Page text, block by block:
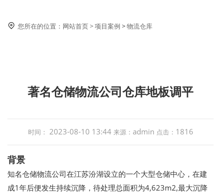
 您所在的位置： 网站首页>项目案例 >物流仓库
著名仓储物流公司仓库地板调平
时间： 2023-08-10 13:44 来源： admin 点击： 1816
背景
知名仓储物流公司在江苏汾湖设立的一个大型仓储中心，在建
成1年后便发生持续沉降，待处理总面积为4,623m2,最大沉降